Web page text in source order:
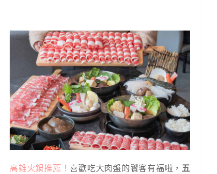
高雄火鍋推薦！喜歡吃大肉盤的饕客有福啦， 五